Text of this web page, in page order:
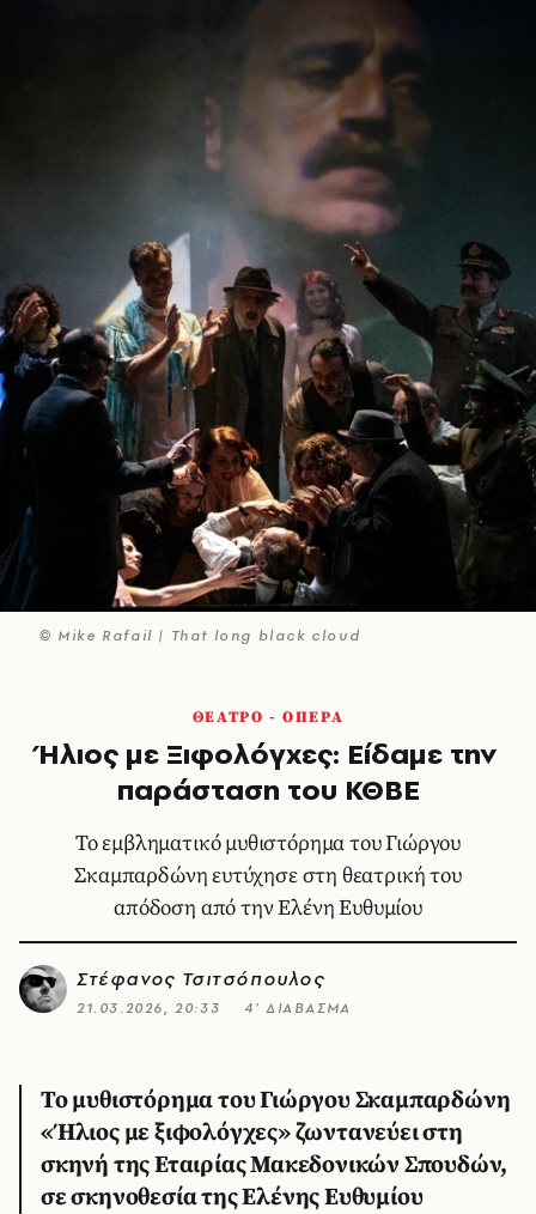
© Mike Rafail | That long black cloud
ΘΕΑΤΡΟ - ΟΠΕΡΑ
Ήλιος με Ξιφολόγχες: Είδαμε την
παράσταση του ΚΘΒΕ
Το εμβληματικό μυθιστόρημα του Γιώργου
Σκαμπαρδώνη ευτύχησε στη θεατρική του
απόδοση από την Ελένη Ευθυμίου
Στέφανος Τσιτσόπουλος
21.03.2026, 20:33 4’ ΔΙΑΒΑΣΜΑ
Το μυθιστόρημα του Γιώργου Σκαμπαρδώνη
«Ήλιος με ξιφολόγχες» ζωντανεύει στη
σκηνή της Εταιρίας Μακεδονικών Σπουδών,
σε σκηνοθεσία της Ελένης Ευθυμίου